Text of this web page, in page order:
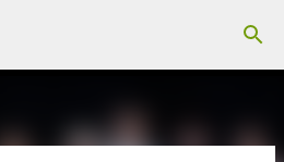
κύριο περιεχόμενο